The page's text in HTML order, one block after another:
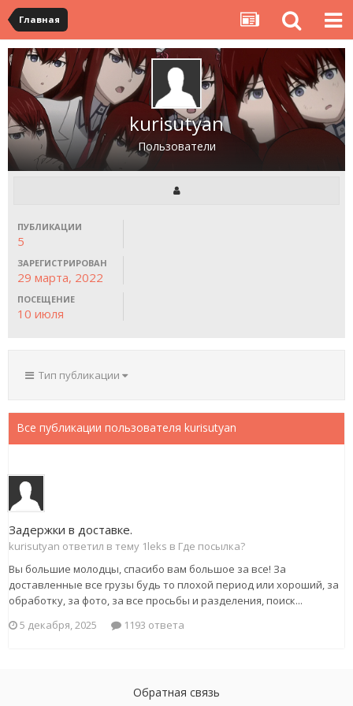
Главная
kurisutyan
Пользователи
ПУБЛИКАЦИИ
5
ЗАРЕГИСТРИРОВАН
29 марта, 2022
ПОСЕЩЕНИЕ
10 июля
Тип публикации
Все публикации пользователя kurisutyan
Задержки в доставке.
kurisutyan ответил в тему 1leks в Где посылка?
Вы большие молодцы, спасибо вам большое за все! За
доставленные все грузы будь то плохой период или хороший, за
обработку, за фото, за все просьбы и разделения, поиск...
5 декабря, 2025
1193 ответа
Обратная связь